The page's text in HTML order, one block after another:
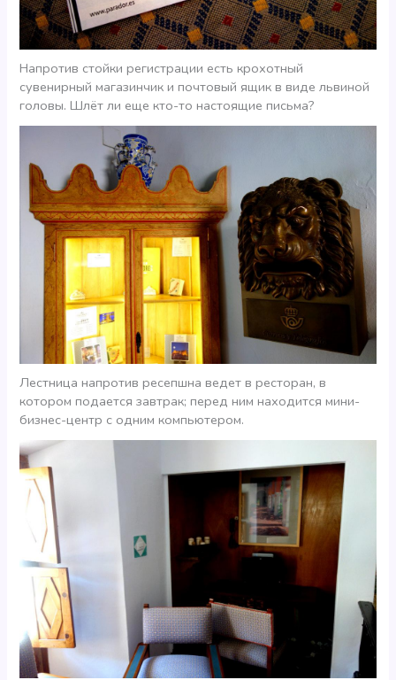
Напротив стойки регистрации есть крохотный
сувенирный магазинчик и почтовый ящик в виде львиной
головы. Шлёт ли еще кто-то настоящие письма?
Лестница напротив ресепшна ведет в ресторан, в
котором подается завтрак; перед ним находится мини-
бизнес-центр с одним компьютером.